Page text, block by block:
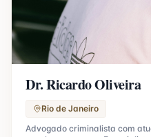
Dr. Ricardo Oliveira
Rio de Janeiro
Advogado criminalista com